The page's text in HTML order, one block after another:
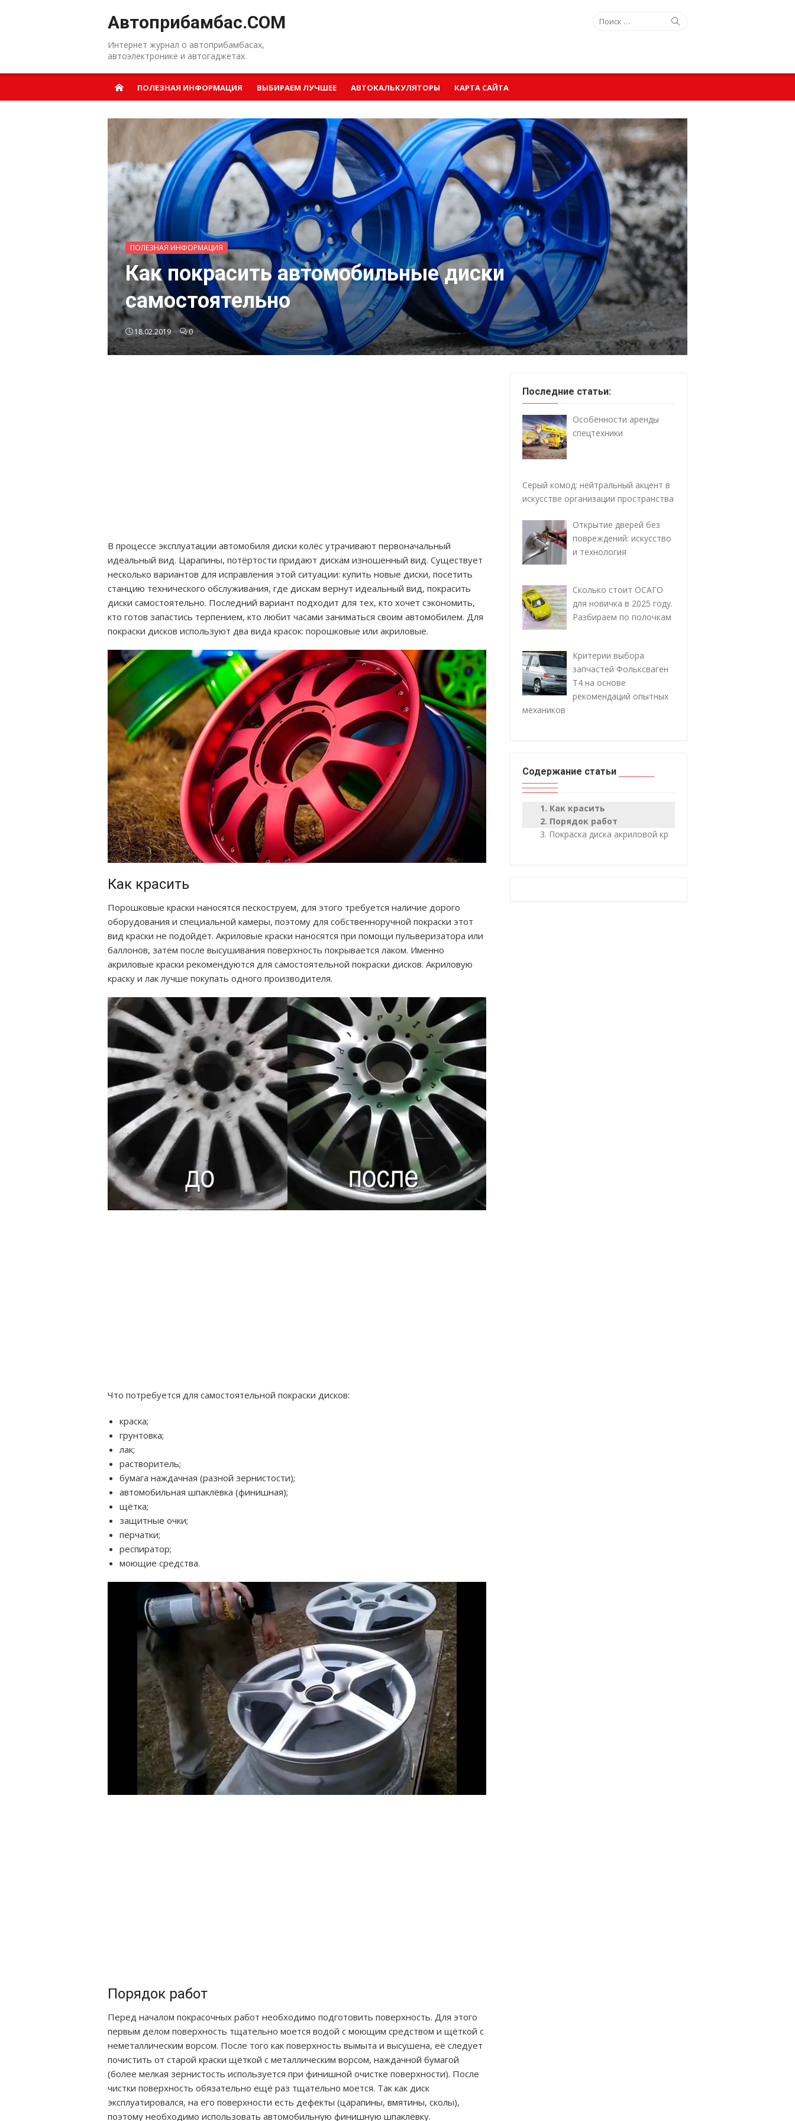
Автоприбамбас.COM
Интернет журнал о автоприбамбасах,
автоэлектронике и автогаджетах.
Искать:
ПОЛЕЗНАЯ ИНФОРМАЦИЯ ВЫБИРАЕМ ЛУЧШЕЕ АВТОКАЛЬКУЛЯТОРЫ КАРТА САЙТА
ПОЛЕЗНАЯ ИНФОРМАЦИЯ
Как покрасить автомобильные диски
самостоятельно
18.02.2019 0
В процессе эксплуатации автомобиля диски колёс утрачивают первоначальный
идеальный вид. Царапины, потёртости придают дискам изношенный вид. Существует
несколько вариантов для исправления этой ситуации: купить новые диски, посетить
станцию технического обслуживания, где дискам вернут идеальный вид, покрасить
диски самостоятельно. Последний вариант подходит для тех, кто хочет сэкономить,
кто готов запастись терпением, кто любит часами заниматься своим автомобилем. Для
покраски дисков используют два вида красок: порошковые или акриловые.
Как красить
Порошковые краски наносятся пескоструем, для этого требуется наличие дорого
оборудования и специальной камеры, поэтому для собственноручной покраски этот
вид краски не подойдёт. Акриловые краски наносятся при помощи пульверизатора или
баллонов, затем после высушивания поверхность покрывается лаком. Именно
акриловые краски рекомендуются для самостоятельной покраски дисков. Акриловую
краску и лак лучше покупать одного производителя.
Что потребуется для самостоятельной покраски дисков:
краска;
грунтовка;
лак;
растворитель;
бумага наждачная (разной зернистости);
автомобильная шпаклёвка (финишная);
щётка;
защитные очки;
перчатки;
респиратор;
моющие средства.
Порядок работ
Перед началом покрасочных работ необходимо подготовить поверхность. Для этого
первым делом поверхность тщательно моется водой с моющим средством и щёткой с
неметаллическим ворсом. После того как поверхность вымыта и высушена, её следует
почистить от старой краски щёткой с металлическим ворсом, наждачной бумагой
(более мелкая зернистость используется при финишной очистке поверхности). После
чистки поверхность обязательно ещё раз тщательно моется. Так как диск
эксплуатировался, на его поверхности есть дефекты (царапины, вмятины, сколы),
поэтому необходимо использовать автомобильную финишную шпаклёвку.
Последние статьи:
Особенности аренды
спецтехники
Серый комод: нейтральный акцент в
искусстве организации пространства
Открытие дверей без
повреждений: искусство
и технология
Сколько стоит ОСАГО
для новичка в 2025 году.
Разбираем по полочкам
Критерии выбора
запчастей Фольксваген
Т4 на основе
рекомендаций опытных
механиков
Содержание статьи
Как красить
Порядок работ
Покраска диска акриловой краской